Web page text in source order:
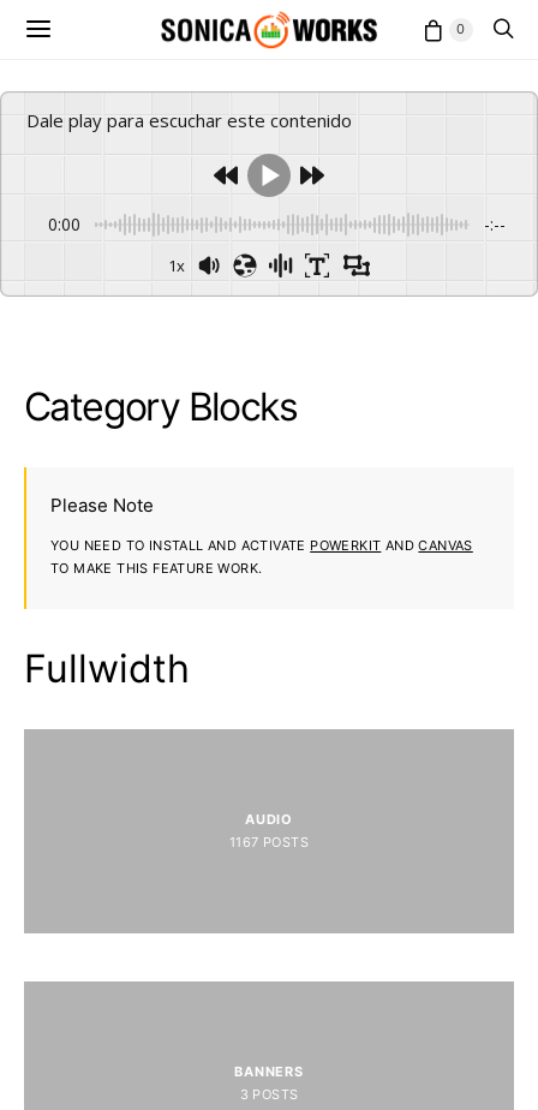
0
Dale play para escuchar este contenido
0:00 -:--
1x
Category Blocks
Please Note
YOU NEED TO INSTALL AND ACTIVATE POWERKIT ANDCANVAS
TO MAKE THIS FEATURE WORK.
Fullwidth
AUDIO
1167 POSTS
BANNERS
3 POSTS